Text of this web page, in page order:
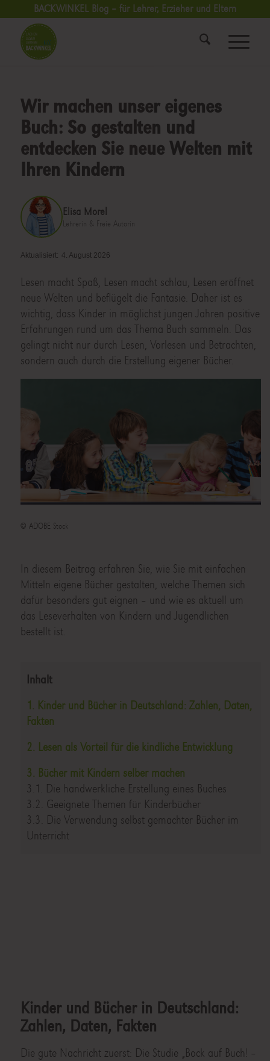
BACKWINKEL Blog – für Lehrer, Erzieher und Eltern
Wir machen unser eigenes
Buch: So gestalten und
entdecken Sie neue Welten mit
Ihren Kindern
Elisa Morel
Lehrerin & Freie Autorin
Aktualisiert: 4. August 2026
Lesen macht Spaß, Lesen macht schlau, Lesen eröffnet
neue Welten und beflügelt die Fantasie. Daher ist es
wichtig, dass Kinder in möglichst jungen Jahren positive
Erfahrungen rund um das Thema Buch sammeln. Das
gelingt nicht nur durch Lesen, Vorlesen und Betrachten,
sondern auch durch die Erstellung eigener Bücher.
© ADOBE Stock
In diesem Beitrag erfahren Sie, wie Sie mit einfachen
Mitteln eigene Bücher gestalten, welche Themen sich
dafür besonders gut eignen – und wie es aktuell um
das Leseverhalten von Kindern und Jugendlichen
bestellt ist.
Inhalt
1. Kinder und Bücher in Deutschland: Zahlen, Daten,
Fakten
2. Lesen als Vorteil für die kindliche Entwicklung
3. Bücher mit Kindern selber machen
3.1. Die handwerkliche Erstellung eines Buches
3.2. Geeignete Themen für Kinderbücher
3.3. Die Verwendung selbst gemachter Bücher im
Unterricht
Kinder und Bücher in Deutschland:
Zahlen, Daten, Fakten
Die gute Nachricht zuerst: Die Studie „Bock auf Buch! –